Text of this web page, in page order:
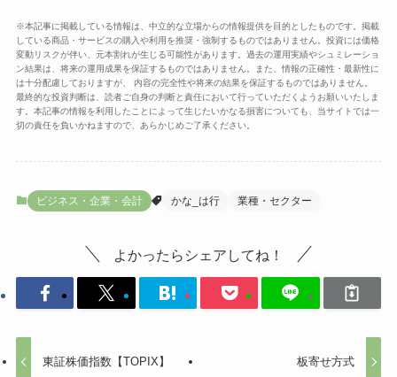
※本記事に掲載している情報は、中立的な立場からの情報提供を目的としたものです。掲載
している商品・サービスの購入や利用を推奨・強制するものではありません。投資には価格
変動リスクが伴い、元本割れが生じる可能性があります。過去の運用実績やシュミレーショ
ン結果は、将来の運用成果を保証するものではありません。また、情報の正確性・最新性に
は十分配慮しておりますが、 内容の完全性や将来の結果を保証するものではありません。
最終的な投資判断は、読者ご自身の判断と責任において行っていただくようお願いいたしま
す。本記事の情報を利用したことによって生じたいかなる損害についても、当サイトでは一
切の責任を負いかねますので、あらかじめご了承ください。
ビジネス・企業・会計 かな_は行 業種・セクター
よかったらシェアしてね！
東証株価指数【TOPIX】 板寄せ方式